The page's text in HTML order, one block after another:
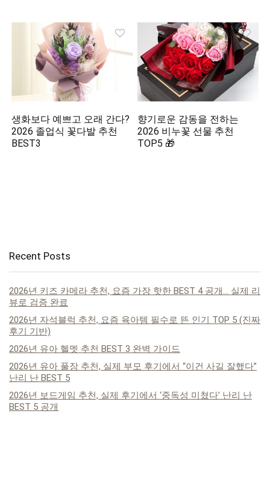
생화보다 예쁘고 오래 간다?
2026 졸업식 꽃다발 추천
BEST3
향기로운 감동을 전하는
2026 비누꽃 선물 추천
TOP5 🎁
Recent Posts
2026년 키즈 카메라 추천, 요즘 가장 핫한 BEST 4 공개… 실제 리
뷰로 검증 완료
2026년 자석블럭 추천, 요즘 육아템 필수로 뜬 인기 TOP 5 (진짜
후기 기반)
2026년 유아 헬멧 추천 BEST 3 완벽 가이드
2026년 유아 풀장 추천, 실제 부모 후기에서 “이건 사길 잘했다”
난리 난 BEST 5
2026년 보드게임 추천, 실제 후기에서 ‘중독성 미쳤다’ 난리 난
BEST 5 공개